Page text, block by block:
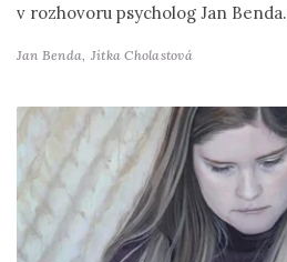
v rozhovoru psycholog Jan Benda.
Jan Benda, Jitka Cholastová